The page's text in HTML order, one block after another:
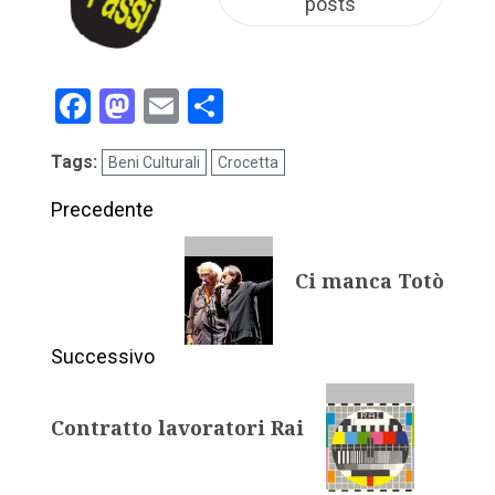
Facebook
Mastodon
Email
Tags: Beni Culturali Crocetta
Precedente
Ci manca Totò
Successivo
Contratto lavoratori Rai